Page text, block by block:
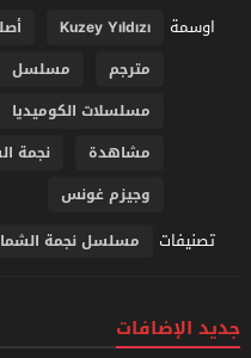
اوسمة
Kuzey Yıldızı
مترجم
مسلسل
مسلسلات الكوميديا
مشاهدة
نجمة
وجيزم غونس
تصنيفات مسلسل نجمة
جديد الإضافات